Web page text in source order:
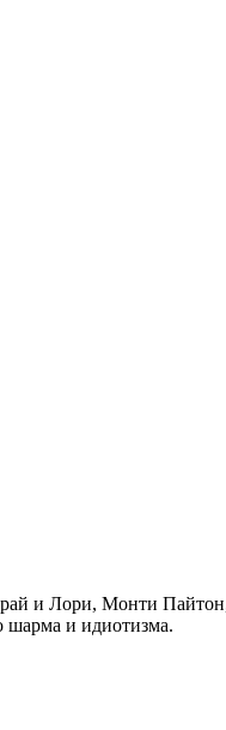
и Лори, Монти
шарма и идиотизма.